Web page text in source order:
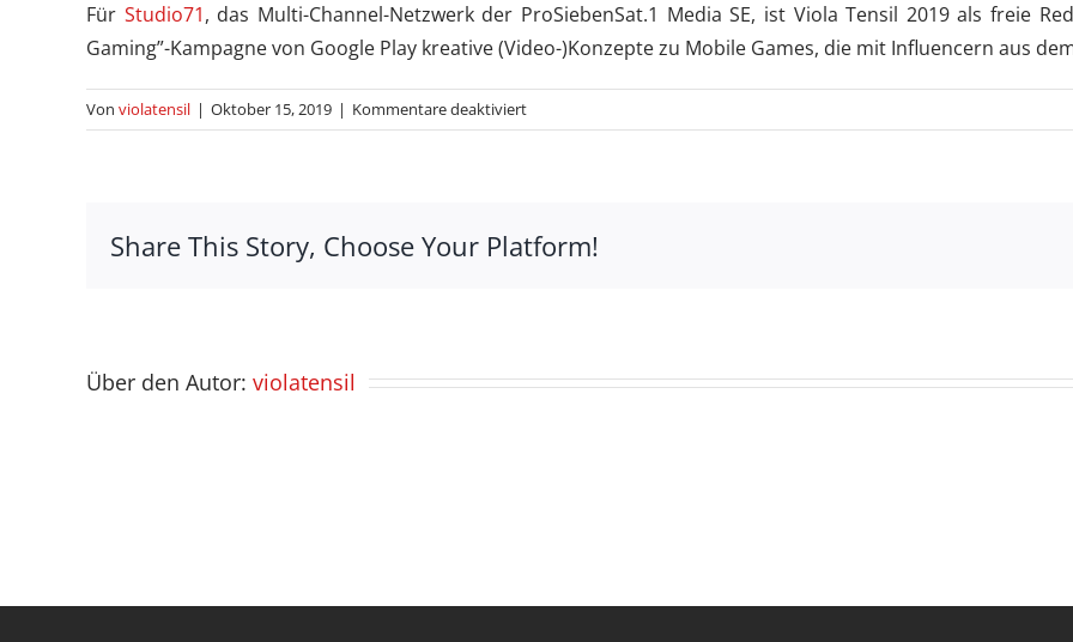
Für Studio71, das Multi-Channel-Netzwerk der ProSiebenSat.1 Media SE, ist Viola Tensil 2019 als freie
Gaming”-Kampagne von Google Play kreative (Video-)Konzepte zu Mobile Games, die mit Influencern aus
Von violatensil | Oktober 15, 2019 | Kommentare deaktiviertfür
Studio71
Share This Story, Choose Your Platform!
Über den Autor: violatensil